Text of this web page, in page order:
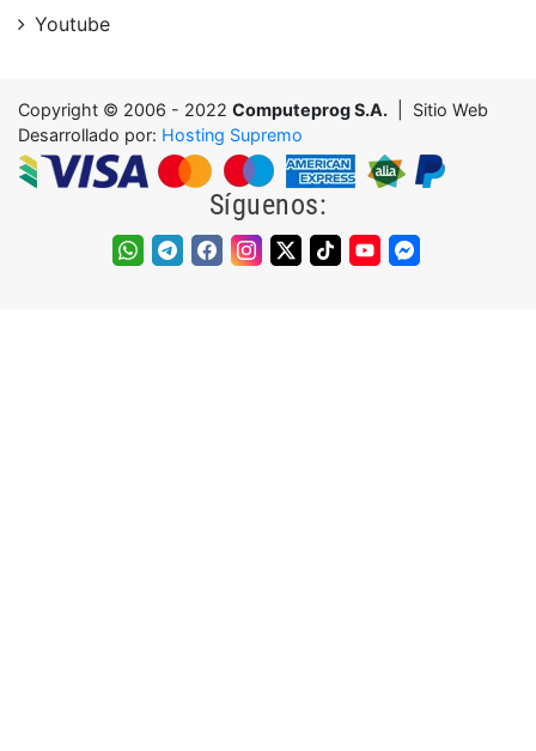
Youtube
Copyright © 2006 - 2022 Computeprog S.A. | Sitio Web
Desarrollado por: Hosting Supremo
Síguenos: